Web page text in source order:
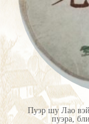
Пуэр шу Лао
пуэра,